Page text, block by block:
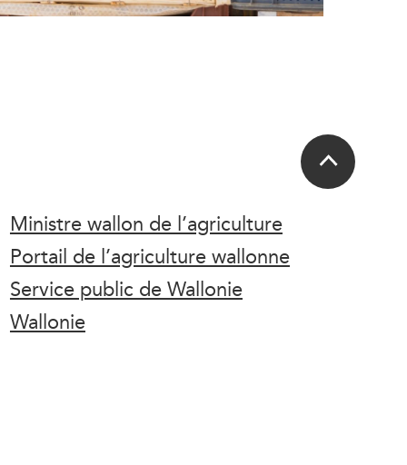
Ministre wallon de l’agriculture
Portail de l’agriculture wallonne
Service public de Wallonie
Wallonie